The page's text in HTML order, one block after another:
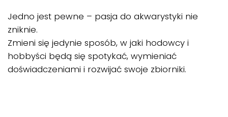
Jedno jest pewne – pasja do akwarystyki nie
zniknie.
Zmieni się jedynie sposób, w jaki hodowcy i
hobbyści będą się spotykać, wymieniać
doświadczeniami i rozwijać swoje zbiorniki.